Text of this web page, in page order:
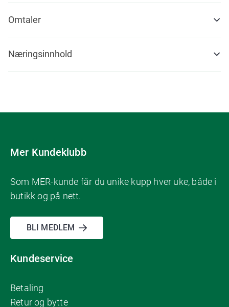
Omtaler
Næringsinnhold
Mer Kundeklubb
Som MER-kunde får du unike kupp hver uke, både i
butikk og på nett.
BLI MEDLEM
Kundeservice
Betaling
Retur og bytte